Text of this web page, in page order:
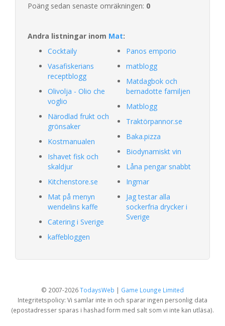
Poäng sedan senaste omräkningen: 0
Andra listningar inom Mat:
Cocktaily
Vasafiskerians
receptblogg
Olivolja - Olio che
voglio
Närodlad frukt och
grönsaker
Kostmanualen
Ishavet fisk och
skaldjur
Kitchenstore.se
Mat på menyn
wendelins kaffe
Catering i Sverige
kaffebloggen
Panos emporio
matblogg
Matdagbok och
bernadotte familjen
Matblogg
Traktörpannor.se
Baka.pizza
Biodynamiskt vin
Låna pengar snabbt
Ingmar
Jag testar alla
sockerfria drycker i
Sverige
© 2007-2026TodaysWeb | Game Lounge Limited
Integritetspolicy: Vi samlar inte in och sparar ingen personlig data
(epostadresser sparas i hashad form med salt som vi inte kan utläsa).